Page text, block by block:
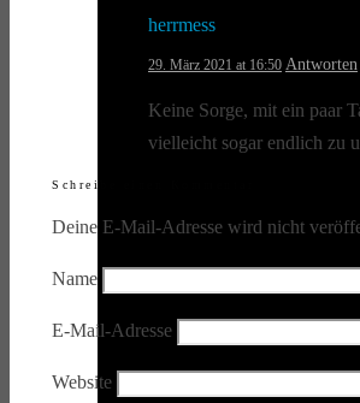
herrmess
29. März 2021 at 16:50 Antworten
Keine Sorge, mit ein paar
vielleicht sogar endlich zu
Schreibe einen Kommentar
Deine E-Mail-Adresse wird nicht
Name
E-Mail-Adresse
Website